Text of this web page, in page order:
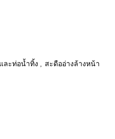
ละท่อน้ำทิ้ง , สะดืออ่างล้างหน้า